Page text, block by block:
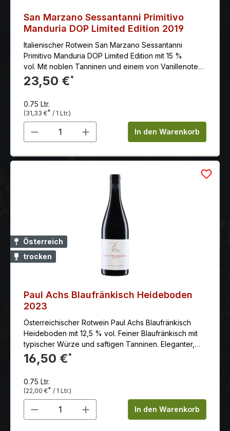
San Marzano Sessantanni Primitivo
Manduria DOP Limited Edition 2019
Italienischer Rotwein San Marzano Sessantanni
Primitivo Manduria DOP Limited Edition mit 15 %
vol. Mit noblen Tanninen und einem von Vanillenoten
begleiteten langem Abgang.
23,50 €*
0.75 Ltr.
(31,33 €* / 1 Ltr.)
Produkt Anzahl: Gib denIn den Warenkorb
Österreich
trocken
Paul Achs Blaufränkisch Heideboden
2023
Österreichischer Rotwein Paul Achs Blaufränkisch
Heideboden mit 12,5 % vol. Feiner Blaufränkisch mit
typischer Würze und saftigen Tanninen. Eleganter,
fruchtbetonter Stil.Diese österreichische Spezialität
liefert einen in der Jugend ungestümen tieffruchtigen
und facetten­reicher wird. Nach der traditionellen
Maischegärung im Stahltank wird dieser Blaufränkisch
12 Monate im Barrique aus französischer und
österreichischer Eiche sowie 5 Monate im großen
16,50 €*
0.75 Ltr.
(22,00 €* / 1 Ltr.)
Produkt Anzahl: Gib denIn den Warenkorb